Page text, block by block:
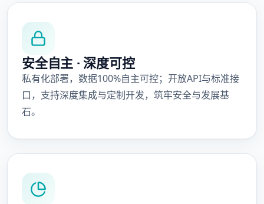
安全自主 · 深度可控
私有化部署，数据100%自主可控；开放API与标准接
口，支持深度集成与定制开发，筑牢安全与发展基
石。